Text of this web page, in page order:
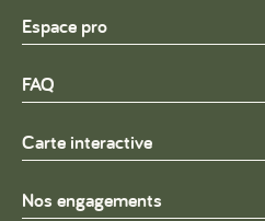
Espace pro
FAQ
Carte interactive
Nos engagements